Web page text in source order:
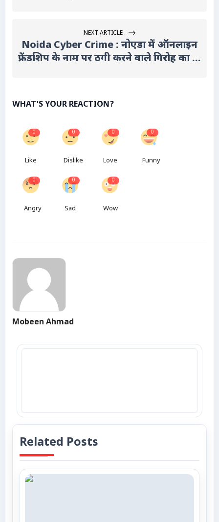
NEXT ARTICLE
Noida Cyber Crime : नोएडा में ऑनलाइन
फ्रेंडशिप के नाम पर ठगी करने वाले गिरोह का ...
WHAT'S YOUR REACTION?
0
Like
0
Dislike
0
Love
0
Funny
0
Angry
0
Sad
0
Wow
Mobeen Ahmad
Related Posts